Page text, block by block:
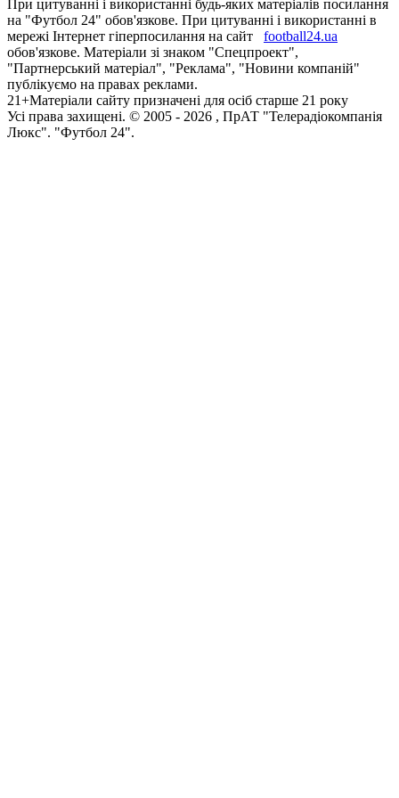
При цитуванні і використанні будь-яких матеріалів посилання
на "Футбол 24" обов'язкове. При цитуванні і використанні в
мережі Інтернет гіперпосилання на сайт
football24.ua
обов'язкове. Матеріали зі знаком "Спецпроект",
"Партнерський матеріал", "Реклама", "Новини компаній"
публікуємо на правах реклами.
21+Матеріали сайту призначені для осіб старше 21 року
Усi права захищенi. © 2005 - 2026 , ПрАТ "Телерадіокомпанія
Люкс". "Футбол 24".